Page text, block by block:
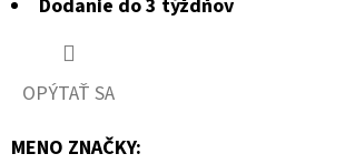
Dodanie do 3 týždňov
OPÝTAŤ SA
MENO ZNAČKY: